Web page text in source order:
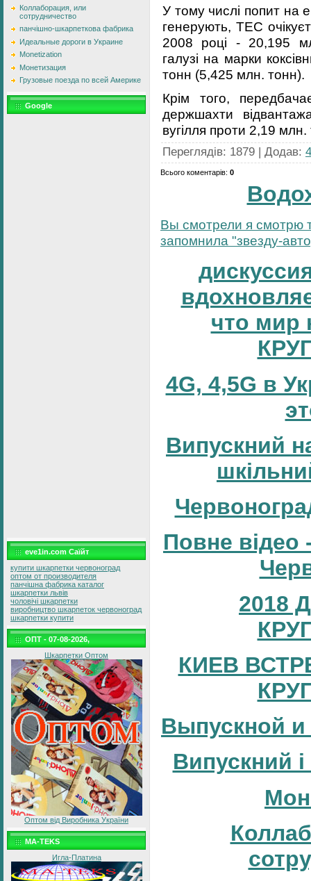
Коллаборация, или
сотрудничество
панчішно-шкарпеткова фабрика
Идеальные дороги в Украине
Monetization
Монетизация
Грузовые поезда по всей Америке
Google
eve1in.com Саїйт
купити шкарпетки червоноград
оптом от производителя
панчішна фабрика каталог
шкарпетки львів
чоловічі шкарпетки
виробництво шкарпеток червоноград
шкарпетки купити
ОПТ - 07-08-2026,
Шкарпетки Оптом
Оптом від Виробника України
MA-TEKS
Игла-Платина
У тому числі попит на
генерують, ТЕС
2008 році - 20,195
галузі на марки
тонн (5,425 млн. тонн).
Крім того,
держшахти
вугілля проти 2,19
Переглядів: 1879 | Додав:
Всього коментарів: 0
Вы смотрели я смотрю
запомнила "звезду-
что мир
4G, 4,5G в
Випускний
Повне відео
2018
КИЕВ
Выпускной и
Випускний